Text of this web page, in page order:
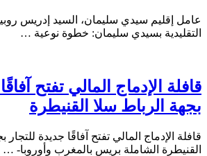
عامل إقليم سيدي سليمان، السيد إدريس
التقليدية بسيدي سليمان: خطوة نوعية …
قافلة الإدماج المالي تفتح
بجهة الرباط سلا القنيطرة
قافلة الإدماج المالي تفتح آفاقًا جديدة للتجار
القنيطرة الشاملة بريس بالمغرب وأوروبا- …